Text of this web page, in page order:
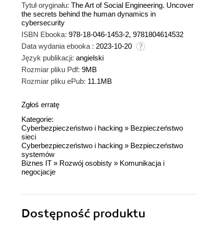
Tytuł oryginału: The Art of Social Engineering. Uncover
the secrets behind the human dynamics in
cybersecurity
ISBN Ebooka: 978-18-046-1453-2, 9781804614532
Data wydania ebooka : 2023-10-20
Język publikacji: angielski
Rozmiar pliku Pdf: 9MB
Rozmiar pliku ePub: 11.1MB
Zgłoś erratę
Kategorie:
Cyberbezpieczeństwo i hacking » Bezpieczeństwo
sieci
Cyberbezpieczeństwo i hacking » Bezpieczeństwo
systemów
Biznes IT » Rozwój osobisty » Komunikacja i
negocjacje
Dostępność produktu